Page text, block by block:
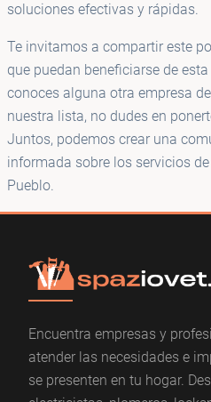
soluciones efectivas y rápidas.
Te invitamos a compartir este
que puedan beneficiarse de
conoces alguna otra empresa
nuestra lista, no dudes en
Juntos, podemos crear una
informada sobre los servicios
Pueblo.
Encuentra empresas y
atender las necesidades e
se presenten en tu hogar.